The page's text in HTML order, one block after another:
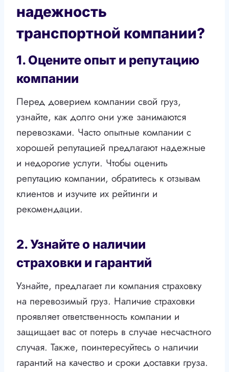
надежность
транспортной компании?
1. Оцените опыт и репутацию
компании
Перед доверием компании свой груз,
узнайте, как долго они уже занимаются
перевозками. Часто опытные компании с
хорошей репутацией предлагают надежные
и недорогие услуги. Чтобы оценить
репутацию компании, обратитесь к отзывам
клиентов и изучите их рейтинги и
рекомендации.
2. Узнайте о наличии
страховки и гарантий
Узнайте, предлагает ли компания страховку
на перевозимый груз. Наличие страховки
проявляет ответственность компании и
защищает вас от потерь в случае несчастного
случая. Также, поинтересуйтесь о наличии
гарантий на качество и сроки доставки груза.